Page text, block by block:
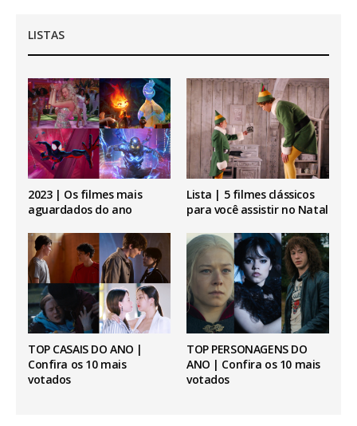
LISTAS
2023 | Os filmes mais
aguardados do ano
Lista | 5 filmes clássicos
para você assistir no Natal
TOP CASAIS DO ANO |
Confira os 10 mais
votados
TOP PERSONAGENS DO
ANO | Confira os 10 mais
votados